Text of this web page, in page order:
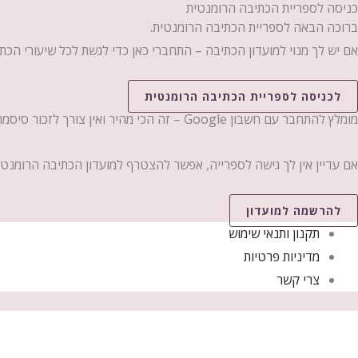
כניסה לספריית הכתיבה הרומנטית
ברוכה הבאה לספריית הכתיבה הרומנטית.
אם יש לך מנוי למועדון הכתיבה – התחברי כאן כדי לגשת לכל שיעורי
לכניסה לספריית הכתיבה הרומנטית
מומלץ להתחבר עם חשבון Google – זה הכי מהיר ואין צורך לזכור סיסמה.
אם עדיין אין לך גישה לספרייה, אפשר להצטרף למועדון הכתיבה
להרשמה למועדון
תקנון ותנאי שימוש
מדיניות פרטיות
צרי קשר